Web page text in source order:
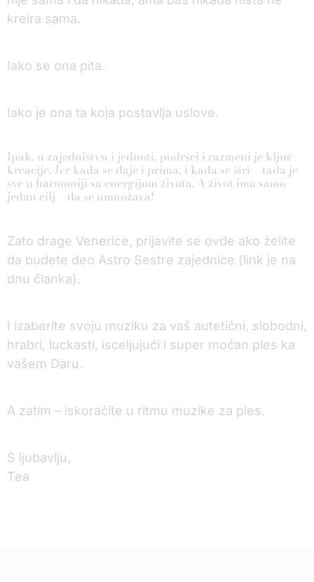
kreira sama.
Iako se ona pita.
Iako je ona ta koja postavlja uslove.
Ipak, u zajedništvu i jednoti, podršci i razmeni je ključ
kreacije. Jer kada se daje i prima, i kada se širi – tada je
sve u harmoniji sa energijom života. A život ima samo
jedan cilj – da se umnožava!
Zato drage Venerice, prijavite se ovde ako želite
da budete deo Astro Sestre zajednice (link je na
dnu članka).
I izaberite svoju muziku za vaš autetični, slobodni,
hrabri, luckasti, isceljujući i super moćan ples ka
vašem Daru.
A zatim – iskoračite u ritmu muzike za ples.
S ljubavlju,
Tea